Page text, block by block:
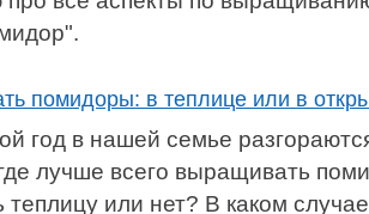
помидоры: в теплице или в
год в нашей семье
лучше всего выращивать
теплицу или нет? В каком